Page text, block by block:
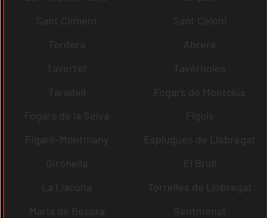
Sant Climent
Sant Celoni
Tordera
Abrera
Tavertet
Tavèrnoles
Taradell
Fogars de Montclús
Fogars de la Selva
Fígols
Figaró-Montmany
Esplugues de Llobregat
Gironella
El Brull
La Llacuna
Torrelles de Llobregat
Maria de Besora
Sentmenat